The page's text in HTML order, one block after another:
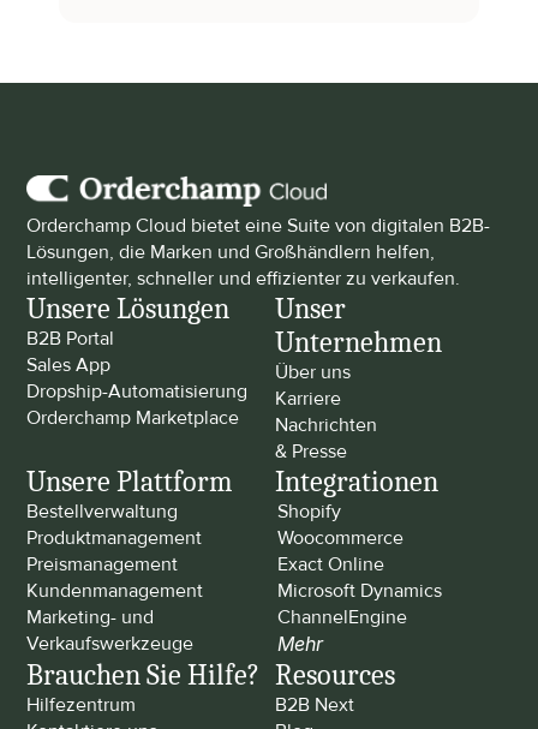
Orderchamp Cloud bietet eine Suite von digitalen B2B-
Lösungen, die Marken und Großhändlern helfen,
intelligenter, schneller und effizienter zu verkaufen.
Unsere Lösungen
B2B Portal
Sales App
Dropship-Automatisierung
Orderchamp Marketplace
Unser
Unternehmen
Über uns
Karriere
Nachrichten
& Presse
Unsere Plattform
Bestellverwaltung
Produktmanagement
Preismanagement
Kundenmanagement
Marketing- und
Verkaufswerkzeuge
Integrationen
Shopify
Woocommerce
Exact Online
Microsoft Dynamics
ChannelEngine
Mehr
Brauchen Sie Hilfe?
Hilfezentrum
Resources
B2B Next